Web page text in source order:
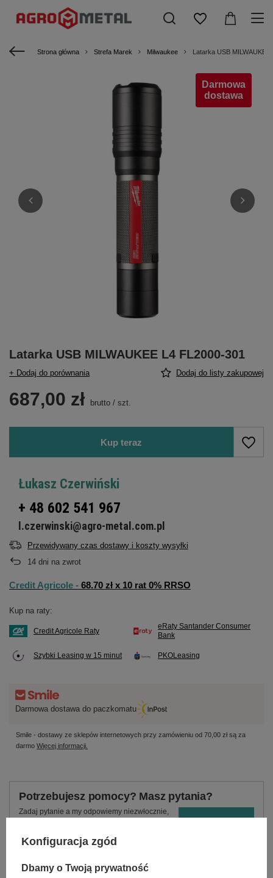
Strona główna Strefa Marek Milwaukee Latarka USB
Darmowa
dostawa
Latarka USB MILWAUKEE L4 FL2000-301
+ Dodaj do porównania Dodaj do listy zakupowej
687,00 zł brutto / szt.
Kup teraz
Łukasz Czerwiński
+ 48 602 541 967
l.czerwinski@agro-metal.com.pl
Przewidywany czas dostawy i koszty wysyłki
14 dni na zwrot
Credit Agricole - 68.70 zł x 10 rat 0% RRSO
Kup na raty:
Credit Agricole Raty
eRaty Santander Consumer
Bank
Szybki Leasing w 15 minut PKOLeasing
Darmowa dostawa do paczkomatu
Smile - dostawy ze sklepów internetowych przy zamówieniu od 70,00 złsą za
darmo Więcej informacji.
Potrzebujesz pomocy? Masz pytania?
Zadaj pytanie a my odpowiemy niezwłocznie,
najciekawsze pytania i odpowiedzi publikując
Zadaj pytanie
Konfiguracja zgód
Dbamy o Twoją prywatność